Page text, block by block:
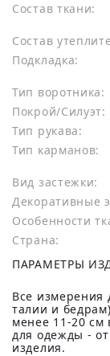
Состав ткани:
Состав
Подкладка:
Тип воротника:
Покрой/Силуэт:
Тип рукава:
Тип карманов:
Вид застежки:
Декоративные
Особенности
Страна:
ПАРАМЕТРЫ
Все измерения
талии и
менее 11-20 см
для одежды -
изделия.